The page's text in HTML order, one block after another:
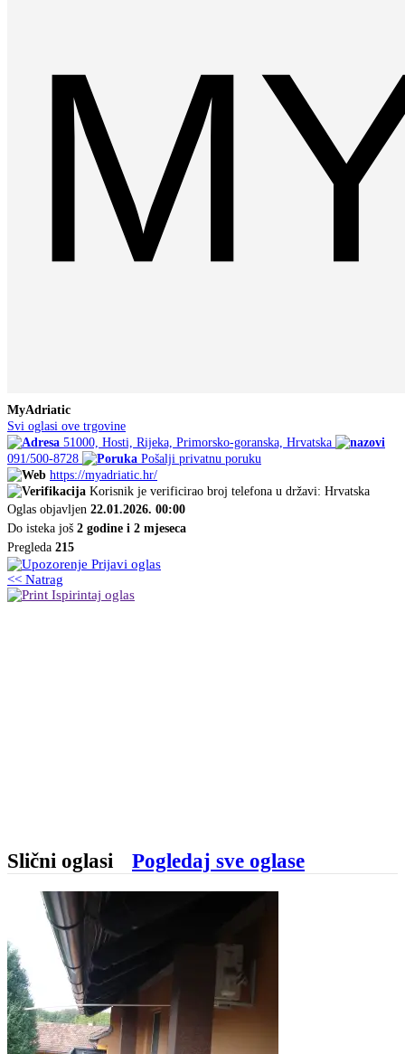
MyAdriatic
Svi oglasi ove trgovine
51000, Hosti, Rijeka, Primorsko-goranska, Hrvatska
091/500-8728
Pošalji privatnu poruku
https://myadriatic.hr/
Korisnik je verificirao broj telefona u državi: Hrvatska
Oglas objavljen 22.01.2026. 00:00
Do isteka još 2 godine i 2 mjeseca
Pregleda 215
Prijavi oglas
<< Natrag
Ispirintaj oglas
Slični oglasi Pogledaj sve oglase